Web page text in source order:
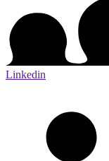
Linkedin